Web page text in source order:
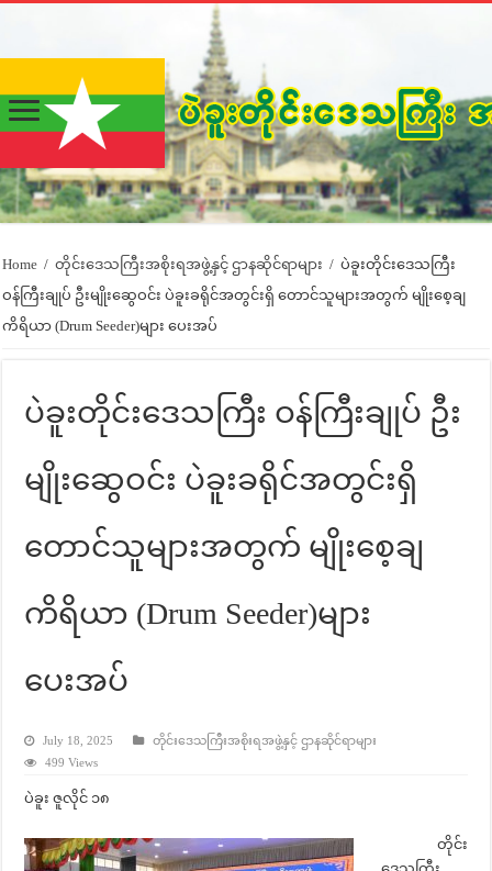
Home / တိုင်းဒေသကြီးအစိုးရအဖွဲ့နှင့် ဌာနဆိုင်ရာများ / ပဲခူးတိုင်းဒေသကြီး
ဝန်ကြီးချုပ် ဦးမျိုးဆွေဝင်း ပဲခူးခရိုင်အတွင်းရှိ တောင်သူများအတွက် မျိုးစေ့ချ
ကိရိယာ (Drum Seeder)များ ပေးအပ်
ပဲခူးတိုင်းဒေသကြီး ဝန်ကြီးချုပ် ဦး
မျိုးဆွေဝင်း ပဲခူးခရိုင်အတွင်းရှိ
တောင်သူများအတွက် မျိုးစေ့ချ
ကိရိယာ (Drum Seeder)များ
ပေးအပ်
July 18, 2025
တိုင်းဒေသကြီးအစိုးရအဖွဲ့နှင့် ဌာနဆိုင်ရာများ
499 Views
ပဲခူး ဇူလိုင် ၁၈
တိုင်း